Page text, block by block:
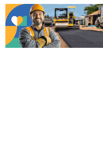
Pular para o conteúdo